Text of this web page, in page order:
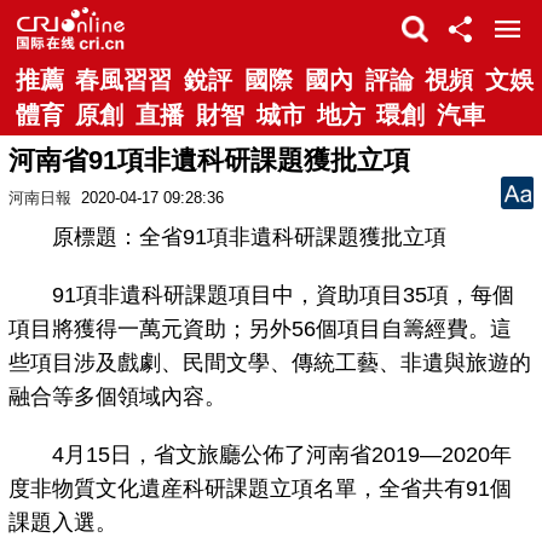
推薦 春風習習 銳評 國際 國內 評論 視頻 文娛
體育 原創 直播 財智 城市 地方 環創 汽車
河南省91項非遺科研課題獲批立項
河南日報 2020-04-17 09:28:36
原標題：全省91項非遺科研課題獲批立項
91項非遺科研課題項目中，資助項目35項，每個
項目將獲得一萬元資助；另外56個項目自籌經費。這
些項目涉及戲劇、民間文學、傳統工藝、非遺與旅遊的
融合等多個領域內容。
4月15日，省文旅廳公佈了河南省2019—2020年
度非物質文化遺産科研課題立項名單，全省共有91個
課題入選。